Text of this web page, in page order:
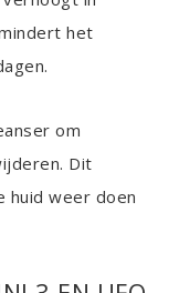
het
om
Dit
huid weer doen